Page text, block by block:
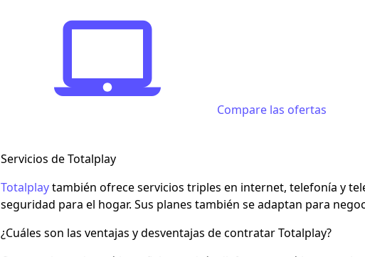
Compare las ofertas
Servicios de Totalplay
Totalplaytambién ofrece servicios triples en internet, telefonía y
seguridad para el hogar. Sus planes también se adaptan para
¿Cuáles son las ventajas y desventajas de contratar Totalplay?